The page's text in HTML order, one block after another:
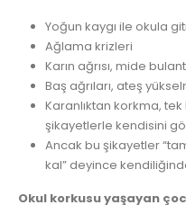
Yoğun kaygı ile okula
Ağlama krizleri
Karın ağrısı, mide
Baş ağrıları, ateş
Karanlıktan korkma,
şikayetlerle kendisini
Ancak bu şikayetler
kal” deyince
Okul korkusu yaşayan